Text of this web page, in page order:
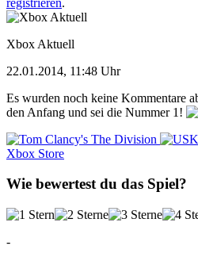
Xbox Aktuell
22.01.2014, 11:48 Uhr
Es wurden noch keine Kommentare
den Anfang und sei die Nummer 1!
Xbox Store
Wie bewertest du das Spiel?
-